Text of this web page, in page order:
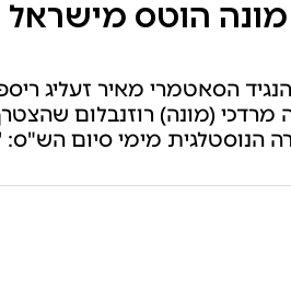
הוטס מישראל
הסאטמרי מאיר זעליג
(מונה) רוזנבלום
הנוסטלגית מימי סיום הש"ס: